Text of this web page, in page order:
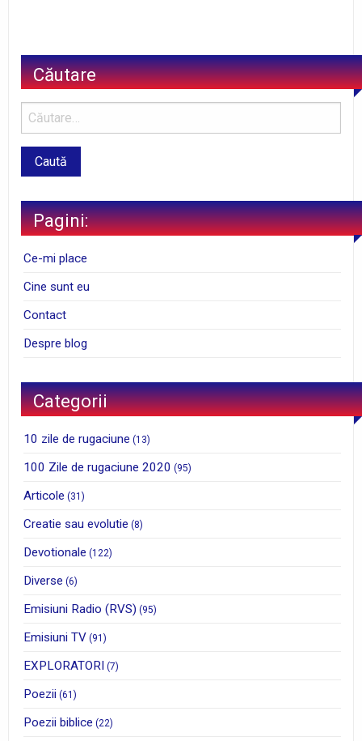
Căutare
Pagini:
Ce-mi place
Cine sunt eu
Contact
Despre blog
Categorii
10 zile de rugaciune (13)
100 Zile de rugaciune 2020 (95)
Articole (31)
Creatie sau evolutie (8)
Devotionale (122)
Diverse (6)
Emisiuni Radio (RVS) (95)
Emisiuni TV (91)
EXPLORATORI (7)
Poezii (61)
Poezii biblice (22)